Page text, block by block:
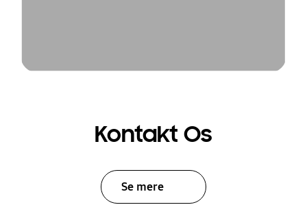
Kontakt Os
Se mere